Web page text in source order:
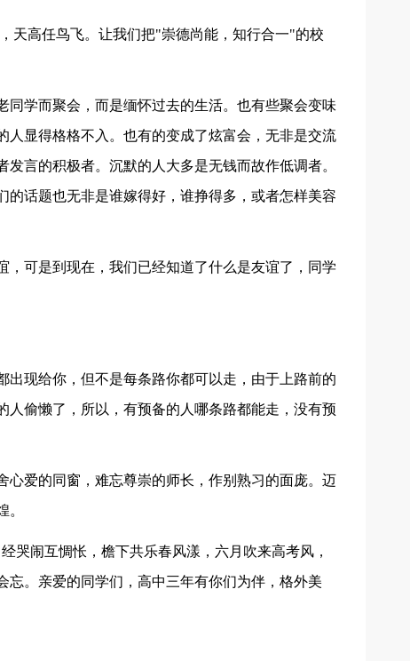
天高任鸟飞。让我们把"崇德尚能，知行合一"的校
同学而聚会，而是缅怀过去的生活。也有些聚会变味
人显得格格不入。也有的变成了炫富会，无非是交流
言的积极者。沉默的人大多是无钱而故作低调者。
的话题也无非是谁嫁得好，谁挣得多，或者怎样美容
，可是到现在，我们已经知道了什么是友谊了，同学
出现给你，但不是每条路你都可以走，由于上路前的
偷懒了，所以，有预备的人哪条路都能走，没有预
心爱的同窗，难忘尊崇的师长，作别熟习的面庞。迈
哭闹互惆怅，檐下共乐春风漾，六月吹来高考风，
。亲爱的同学们，高中三年有你们为伴，格外美